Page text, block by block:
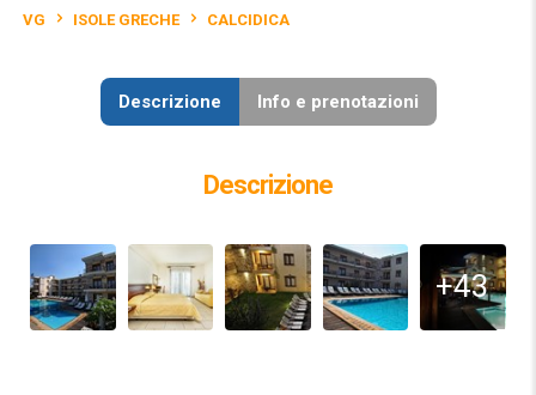
VG ISOLE GRECHE CALCIDICA
Descrizione Info e prenotazioni
Descrizione
+43